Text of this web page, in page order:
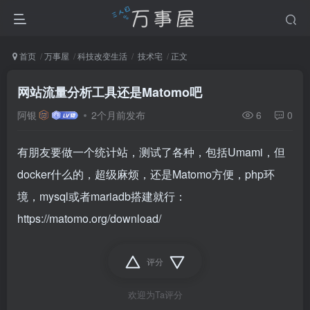
首页 万事屋 科技改变生活 技术宅 正文
网站流量分析工具还是Matomo吧
阿银 2个月前发布 6 0
有朋友要做一个统计站，测试了各种，包括Umami，但
docker什么的，超级麻烦，还是Matomo方便，php环
境，mysql或者mariadb搭建就行：
https://matomo.org/download/
评分
欢迎为Ta评分